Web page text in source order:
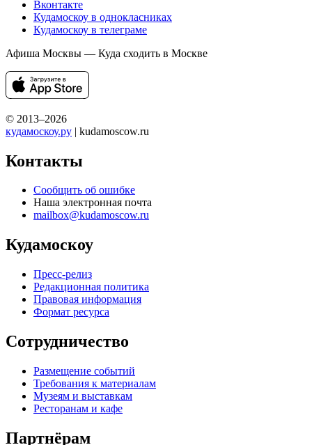
Вконтакте
Кудамоскоу в однокласниках
Кудамоскоу в телеграме
Афиша Москвы — Куда сходить в Москве
© 2013–2026
кудамоскоу.ру | kudamoscow.ru
Контакты
Сообщить об ошибке
Наша электронная почта
mailbox@kudamoscow.ru
Кудамоскоу
Пресс-релиз
Редакционная политика
Правовая информация
Формат ресурса
Сотрудничество
Размещение событий
Требования к материалам
Музеям и выставкам
Ресторанам и кафе
Партнёрам